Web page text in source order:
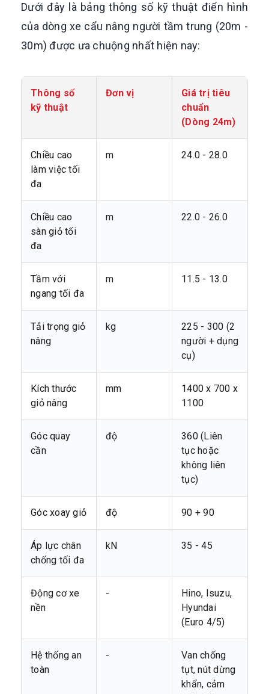
Dưới đây là bảng thông số kỹ thuật điển hình
của dòng xe cẩu nâng người tầm trung (20m -
30m) được ưa chuộng nhất hiện nay:
Thông số
kỹ thuật
Đơn vị
Giá trị tiêu
chuẩn
(Dòng 24m)
Chiều cao
làm việc tối
đa
m 24.0 - 28.0
Chiều cao
sàn giỏ tối
đa
m 22.0 - 26.0
Tầm với
ngang tối đa
m 11.5 - 13.0
Tải trọng giỏ
nâng
kg
225 - 300 (2
người + dụng
cụ)
Kích thước
giỏ nâng
mm
1400 x 700 x
1100
Góc quay
cần
độ
360 (Liên
tục hoặc
không liên
tục)
Góc xoay giỏ độ 90 + 90
Áp lực chân
chống tối đa
kN 35 - 45
Động cơ xe
nền
-
Hino, Isuzu,
Hyundai
(Euro 4/5)
Hệ thống an
toàn
-
Van chống
tụt, nút dừng
khẩn, cảm